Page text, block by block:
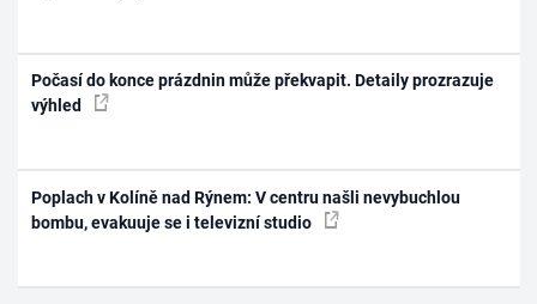
Počasí do konce prázdnin může překvapit. Detaily prozrazuje
výhled
Poplach v Kolíně nad Rýnem: V centru našli nevybuchlou
bombu, evakuuje se i televizní studio